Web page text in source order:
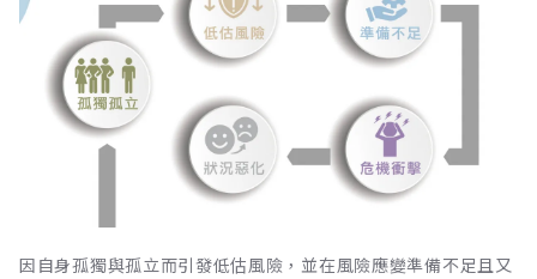
因自身孤獨與孤立而引發低估風險，並在風險應變準備不足且又